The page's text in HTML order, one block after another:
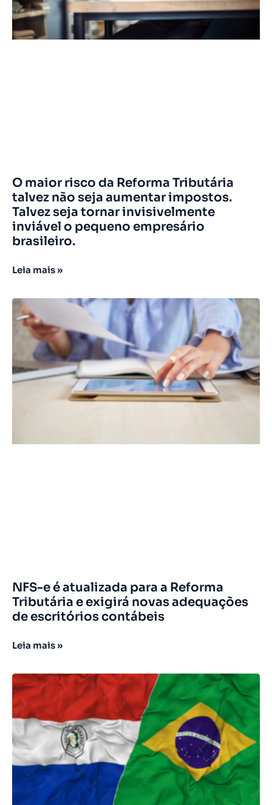
O maior risco da Reforma Tributária
talvez não seja aumentar impostos.
Talvez seja tornar invisivelmente
inviável o pequeno empresário
brasileiro.
Leia mais »
NFS-e é atualizada para a Reforma
Tributária e exigirá novas adequações
de escritórios contábeis
Leia mais »